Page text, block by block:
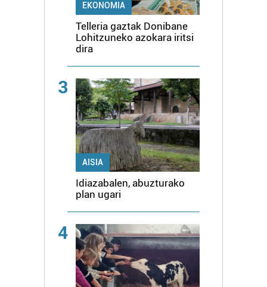
EKONOMIA
Telleria gaztak Donibane
Lohitzuneko azokara iritsi
dira
3
AISIA
Idiazabalen, abuzturako
plan ugari
4